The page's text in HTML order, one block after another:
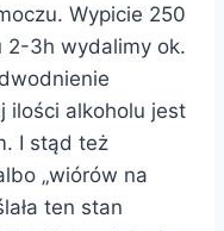
Wypicie 250
2-3h wydalimy ok.
ilości alkoholu jest
I stąd też
„wiórów na
ten stan